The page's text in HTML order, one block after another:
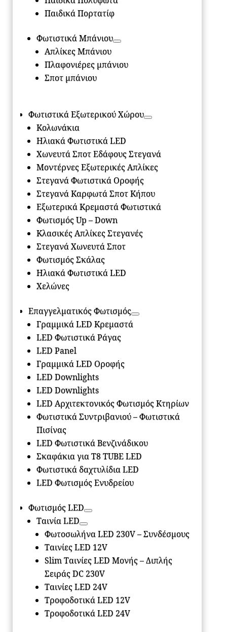
Παιδικά Πορτατίφ
Φωτιστικά Μπάνιου
Απλίκες Μπάνιου
Πλαφονιέρες μπάνιου
Σποτ μπάνιου
Φωτιστικά Εξωτερικού Χώρου
Κολωνάκια
Ηλιακά Φωτιστικά LED
Χωνευτά Σποτ Εδάφους Στεγανά
Μοντέρνες Εξωτερικές Απλίκες
Στεγανά Φωτιστικά Οροφής
Στεγανά Καρφωτά Σποτ Κήπου
Εξωτερικά Κρεμαστά Φωτιστικά
Φωτισμός Up – Down
Κλασικές Απλίκες Στεγανές
Στεγανά Χωνευτά Σποτ
Φωτισμός Σκάλας
Ηλιακά Φωτιστικά LED
Χελώνες
Επαγγελματικός Φωτισμός
Γραμμικά LED Κρεμαστά
LED Φωτιστικά Ράγας
LED Panel
Γραμμικά LED Οροφής
LED Downlights
LED Downlights
LED Αρχιτεκτονικός Φωτισμός Κτηρίων
Φωτιστικά Συντριβανιού – Φωτιστικά
Πισίνας
LED Φωτιστικά Βενζινάδικου
Σκαφάκια για Τ8 ΤUBE LED
Φωτιστικά δαχτυλίδια LED
LED Φωτισμός Ενυδρείου
Φωτισμός LED
Ταινία LED
Φωτοσωλήνα LED 230V – Συνδέσμους
Ταινίες LED 12V
Slim Ταινίες LED Μονής – Διπλής
Σειράς DC 230V
Ταινίες LED 24V
Τροφοδοτικά LED 12V
Τροφοδοτικά LED 24V